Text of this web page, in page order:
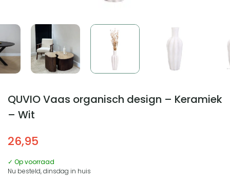
QUVIO Vaas organisch design – Keramiek
– Wit
26,95
✓ Op voorraad
Nu besteld, dinsdag in huis